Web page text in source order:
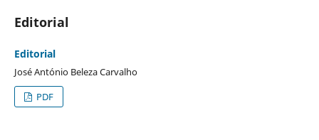
Editorial
Editorial
José António Beleza Carvalho
PDF